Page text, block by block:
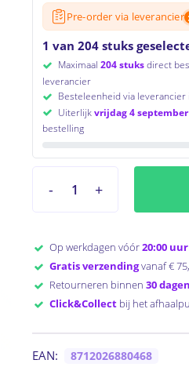
Pre-order via leverancier
1 van 204 stuks
Maximaal 204 stuksdirect
leverancier
Besteleenheid via leverancier
Uiterlijkvrijdag 4 september
bestelling
Op werkdagen vóór20:00 uur
Gratis verzendingvanaf €
Retourneren binnen30 dagen
Click&Collect bij het
EAN: 8712026880468